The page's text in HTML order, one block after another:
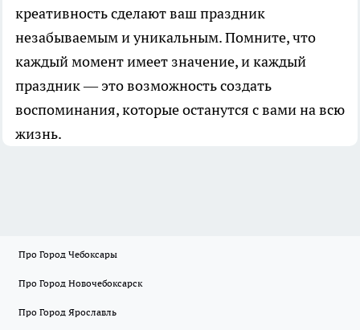
креативность сделают ваш праздник
незабываемым и уникальным. Помните, что
каждый момент имеет значение, и каждый
праздник — это возможность создать
воспоминания, которые останутся с вами на всю
жизнь.
Про Город Чебоксары
Про Город Новочебоксарск
Про Город Ярославль